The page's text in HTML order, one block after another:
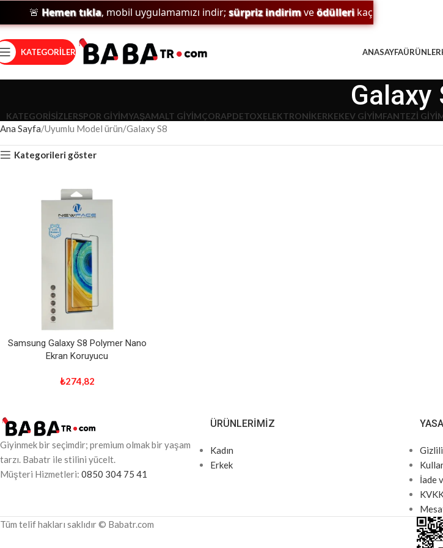
🚨Hemen tıkla, mobil uygulamamızı indir;sürpriz indirimveödüllerikaçırma! 🎁
KATEGORILER ANASAYFAÜRÜNLER
Galaxy
KATEGORISIZLERSPOR GIYIMYAŞAMALT GIYIMÇORAPDETOXELEKTRONIKERKEKEV GIYIMFANTEZI
Ana Sayfa Uyumlu Model ürün Galaxy S8
Kategorileri göster
Samsung Galaxy S8 Polymer Nano
Ekran Koruyucu
₺274,82
Giyinmek bir seçimdir; premium olmak bir yaşam
tarzı. Babatr ile stilini yücelt.
Müşteri Hizmetleri: 0850 304 75 41
ÜRÜNLERIMIZ
Kadın
Erkek
İade
Tüm telif hakları saklıdır © Babatr.com